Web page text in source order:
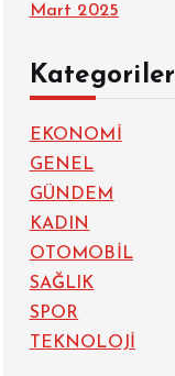
Mart 2025
Kategoriler
EKONOMİ
GENEL
GÜNDEM
KADIN
OTOMOBİL
SAĞLIK
SPOR
TEKNOLOJİ